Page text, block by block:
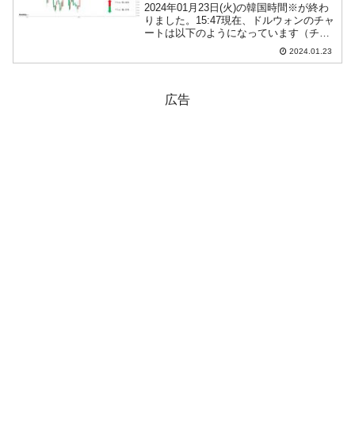
2024年01月23日(火)の韓国時間※が終わ
りました。15:47現在、ドルウォンのチャ
ートは以下のようになっています（チャ
ートは『Investing.com』より引用）。陰
線が長くなり、ウォン高方向に進行して
2024.01.23
広告